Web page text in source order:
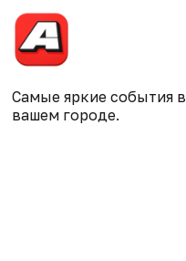
Самые яркие события в
вашем городе.